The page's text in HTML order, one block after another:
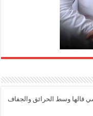
قالها وسط الحرائق والجفاف